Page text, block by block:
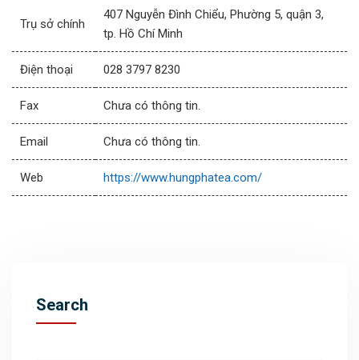
Trụ sở chính
407 Nguyễn Đình Chiểu, Phường 5, quận 3,
tp. Hồ Chí Minh
Điện thoại 028 3797 8230
Fax Chưa có thông tin.
Email Chưa có thông tin.
Web https://www.hungphatea.com/
Search